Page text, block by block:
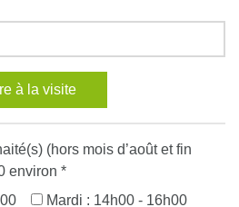
à la visite
(hors mois d’août et fin
environ *
Mardi : 14h00 - 16h00